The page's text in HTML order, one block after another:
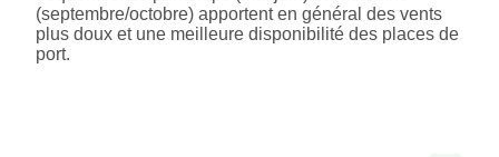
(septembre/octobre) apportent en général des vents
plus doux et une meilleure disponibilité des places de
port.